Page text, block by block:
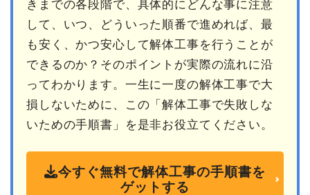
きまでの各段階で、具体的にどんな事に注意
して、いつ、どういった順番で進めれば、最
も安く、かつ安心して解体工事を行うことが
できるのか？そのポイントが実際の流れに沿
ってわかります。一生に一度の解体工事で大
損しないために、この「解体工事で失敗しな
いための手順書」を是非お役立てください。
今すぐ無料で解体工事の手順書を
ゲットする